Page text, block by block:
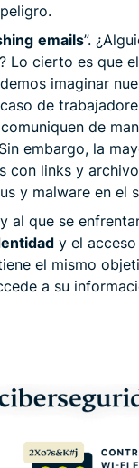
emails”.
Lo cierto es que
imaginar
de
de
embargo, la
con links y
y malware en el
al que se
y el
el mismo
a su